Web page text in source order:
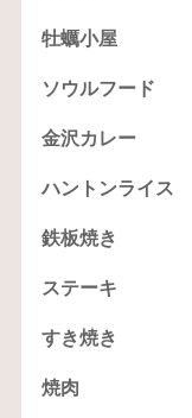
牡蠣小屋
ソウルフード
金沢カレー
ハントンライス
鉄板焼き
ステーキ
すき焼き
焼肉